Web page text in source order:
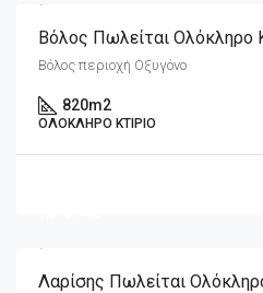
Βόλος περιοχή Οξυγόνο
820m2
ΟΛΌΚΛΗΡΟ ΚΤΊΡΙΟ
Λαρίσης Πωλείται